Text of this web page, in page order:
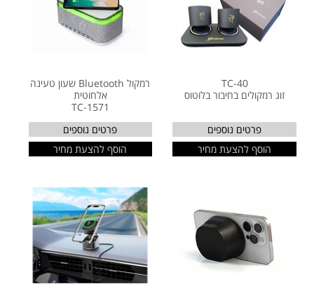
TC-40
זוג רמקולים בחיבור בלוטוס
פרטים נוספים
הוסף להצעת מחיר
רמקול Bluetooth שעון טעינה
אלחוטית
TC-1571
פרטים נוספים
הוסף להצעת מחיר